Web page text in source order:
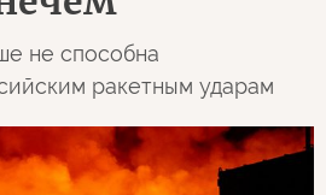
не способна
ракетным ударам